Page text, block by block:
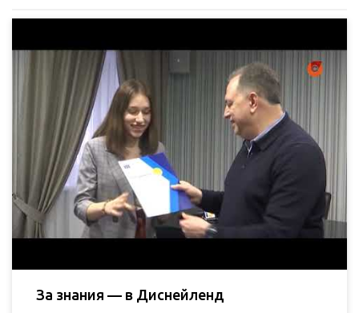
За знания — в Диснейленд